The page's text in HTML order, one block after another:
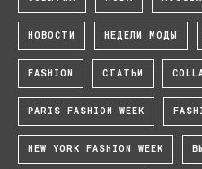
НОВОСТИ НЕДЕЛИ МОДЫ
FASHION СТАТЬИ
PARIS FASHION WEEK
NEW YORK FASHION WEEK